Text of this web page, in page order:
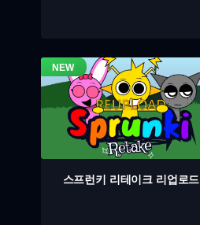
스프런키 리테이크 리업로드